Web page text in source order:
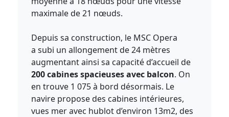
maximale de 21 nœuds.
Depuis sa construction, le MSC Opera
a subi un allongement de 24 mètres
augmentant ainsi sa capacité d’accueil de
200 cabines spacieuses avec balcon. On
en trouve 1 075 à bord désormais. Le
navire propose des cabines intérieures,
vues mer avec hublot d’environ 13m2, des